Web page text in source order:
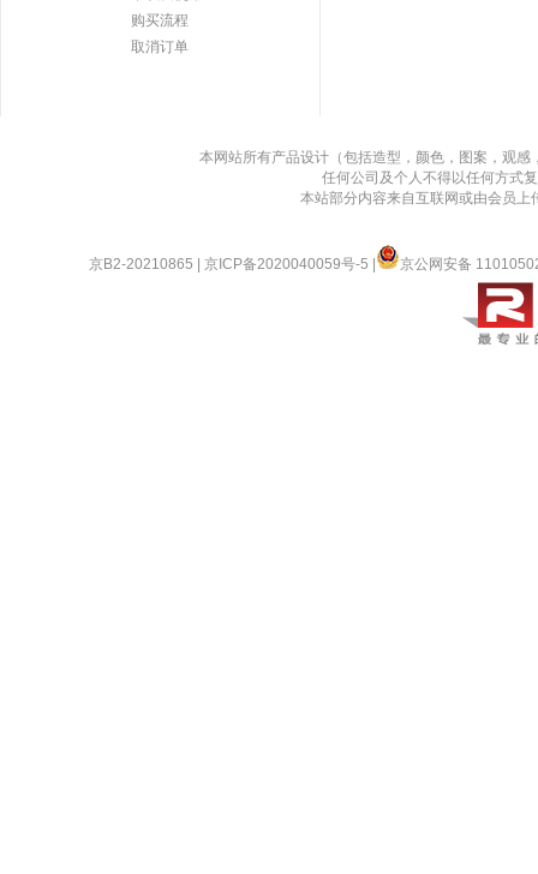
购买流程
取消订单
本网站所有产品设计（包括造型，颜色，图案，观
任何公司及个人不得以任何方式
本站部分内容来自互联网或由会员
京B2-20210865 京ICP备2020040059号-5 京公网安备